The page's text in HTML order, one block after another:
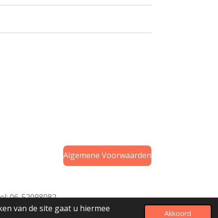
van de site gaat u hiermee
Akkoord
Algemene Voorwaarden
06-52098082